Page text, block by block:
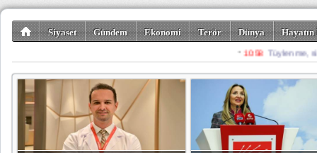
Siyaset Gündem Ekonomi Terör Dünya
Spor Misafir